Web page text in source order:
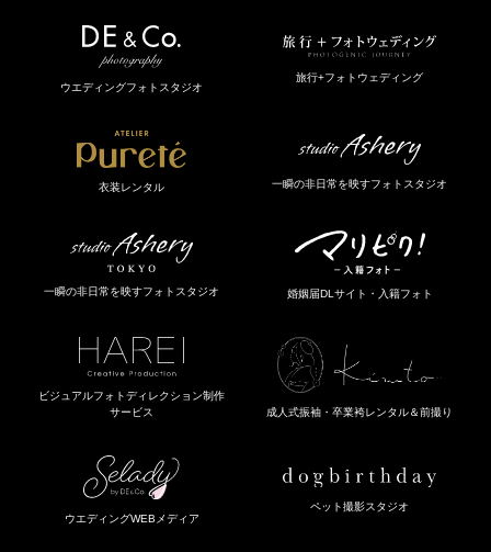
ウエディングフォトスタジオ
旅行+フォトウェディング
衣装レンタル 一瞬の非日常を映すフォトスタジオ
一瞬の非日常を映すフォトスタジオ 婚姻届DLサイト・入籍フォト
ビジュアルフォトディレクション制作
サービス
成人式振袖・卒業袴レンタル＆前撮り
ウエディングWEBメディア
ペット撮影スタジオ